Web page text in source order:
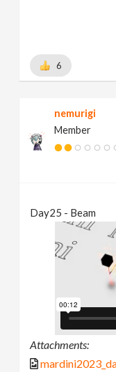
6
nemurigi
Member
Day25 - Beam
Attachments: